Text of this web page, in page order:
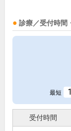
診療／受付時間
最短
受付時間